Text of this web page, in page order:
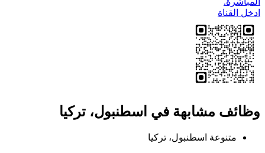
ادخل القناة
وظائف مشابهة في اسطنبول، تركيا
متنوعة اسطنبول، تركيا